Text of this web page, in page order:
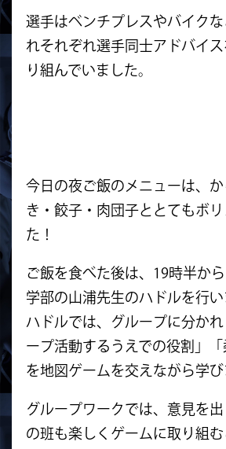
選手はベンチプレスやバイク
れそれぞれ選手同士アドバイ
り組んでいました。
今日の夜ご飯のメニューは、
き・餃子・肉団子ととてもボ
た！
ご飯を食べた後は、19時半か
学部の山浦先生のハドルを行
ハドルでは、グループに分か
ープ活動するうえでの役割」「
を地図ゲームを交えながら学び
グループワークでは、意見を
の班も楽しくゲームに取り組